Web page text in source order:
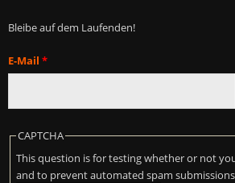
Bleibe auf dem Laufenden!
E-Mail *
CAPTCHA
This question is for testing whether or not
and to prevent automated spam